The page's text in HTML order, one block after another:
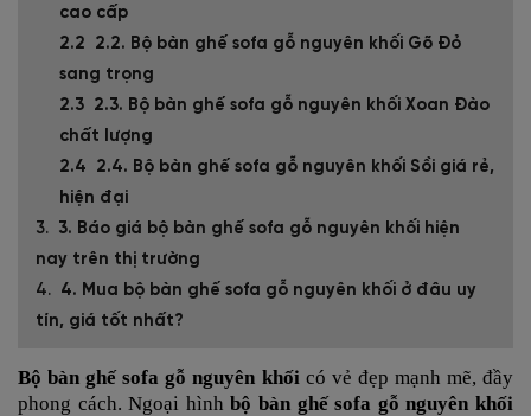
cao cấp
2.2. Bộ bàn ghế sofa gỗ nguyên khối Gõ Đỏ
sang trọng
2.3. Bộ bàn ghế sofa gỗ nguyên khối Xoan Đào
chất lượng
2.4. Bộ bàn ghế sofa gỗ nguyên khối Sồi giá rẻ,
hiện đại
3. Báo giá bộ bàn ghế sofa gỗ nguyên khối hiện
nay trên thị trường
4. Mua bộ bàn ghế sofa gỗ nguyên khối ở đâu uy
tín, giá tốt nhất?
Bộ bàn ghế sofa gỗ nguyên khối có vẻ đẹp mạnh mẽ, đầy
phong cách. Ngoại hìnhbộ bàn ghế sofa gỗ nguyên khối